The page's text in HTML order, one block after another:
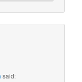
said: